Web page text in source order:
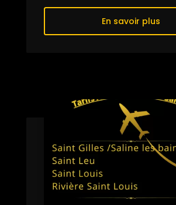
En savoir plus